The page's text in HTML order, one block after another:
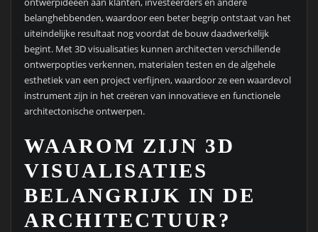
belanghebbenden, waardoor een beter begrip ontstaat van het
uiteindelijke resultaat nog voordat de bouw daadwerkelijk
begint. Met 3D visualisaties kunnen architecten verschillende
ontwerpopties verkennen, materialen testen en de algehele
esthetiek van een project verfijnen, waardoor ze een waardevol
instrument zijn in het creëren van innovatieve en functionele
architectonische ontwerpen.
WAAROM ZIJN 3D
VISUALISATIES
BELANGRIJK IN DE
ARCHITECTUUR?